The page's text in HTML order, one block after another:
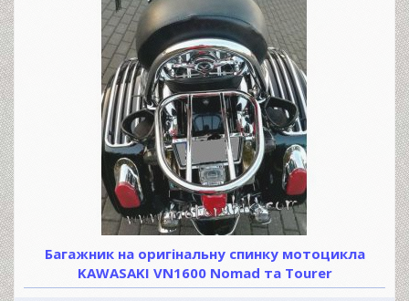
Багажник на оригінальну спинку мотоцикла
KAWASAKI VN1600 Nomad та Тourer